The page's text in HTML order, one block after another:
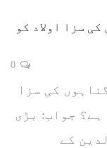
سزا اولاد کو
کی سزا
ہے؟ جواب: بڑی
کے